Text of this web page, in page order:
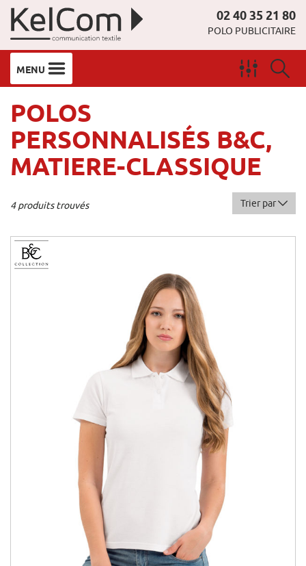
02 40 35 21 80
POLO PUBLICITAIRE
MENU
POLOS
PERSONNALISÉS B&C,
MATIERE-CLASSIQUE
4 produits trouvés Trier par